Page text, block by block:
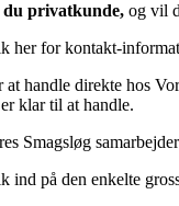
privatkunde, og vil
her for kontakt-
at handle direkte hos
klar til at handle.
Smagsløg
ind på den enkelte